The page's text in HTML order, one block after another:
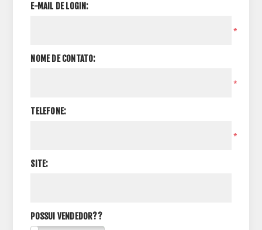
E-MAIL DE LOGIN:
*
NOME DE CONTATO:
*
TELEFONE:
*
SITE:
POSSUI VENDEDOR??